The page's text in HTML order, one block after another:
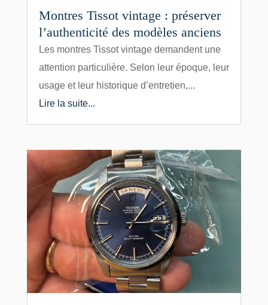
Montres Tissot vintage : préserver
l’authenticité des modèles anciens
Les montres Tissot vintage demandent une
attention particulière. Selon leur époque, leur
usage et leur historique d’entretien,...
Lire la suite...